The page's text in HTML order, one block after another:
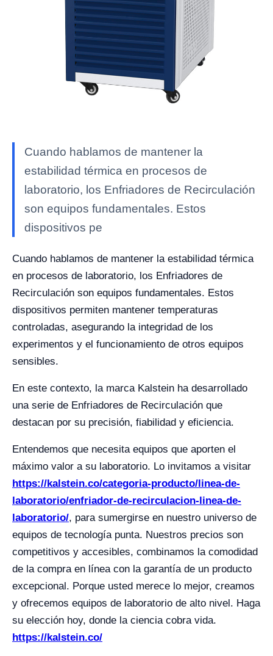
Cuando hablamos de mantener la
estabilidad térmica en procesos de
laboratorio, los Enfriadores de Recirculación
son equipos fundamentales. Estos
dispositivos pe
Cuando hablamos de mantener la estabilidad térmica
en procesos de laboratorio, los Enfriadores de
Recirculación son equipos fundamentales. Estos
dispositivos permiten mantener temperaturas
controladas, asegurando la integridad de los
experimentos y el funcionamiento de otros equipos
sensibles.
En este contexto, la marca Kalstein ha desarrollado
una serie de Enfriadores de Recirculación que
destacan por su precisión, fiabilidad y eficiencia.
Entendemos que necesita equipos que aporten el
máximo valor a su laboratorio. Lo invitamos a visitar
https://kalstein.co/categoria-producto/linea-de-
laboratorio/enfriador-de-recirculacion-linea-de-
laboratorio/, para sumergirse en nuestro universo de
equipos de tecnología punta. Nuestros precios son
competitivos y accesibles, combinamos la comodidad
de la compra en línea con la garantía de un producto
excepcional. Porque usted merece lo mejor, creamos
y ofrecemos equipos de laboratorio de alto nivel. Haga
su elección hoy, donde la ciencia cobra vida.
https://kalstein.co/